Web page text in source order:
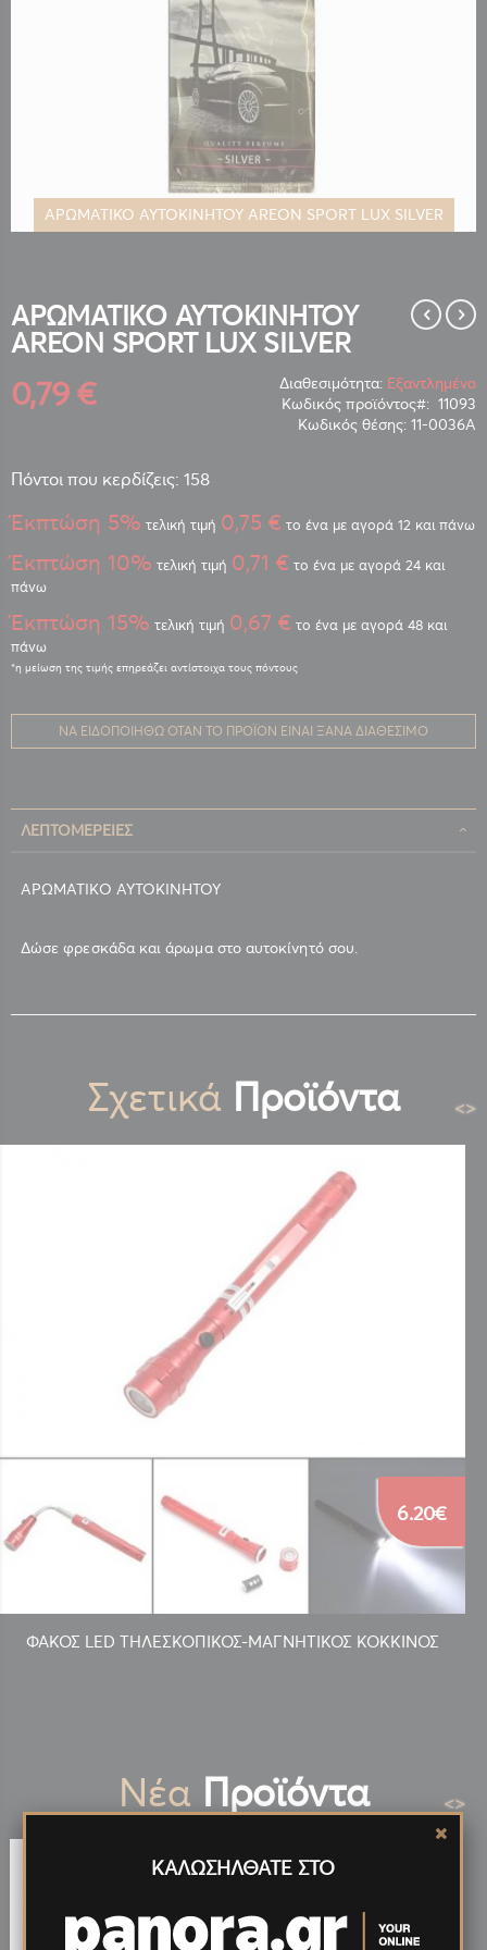
ΑΡΩΜΑΤΙΚΟ ΑΥΤΟΚΙΝΗΤΟΥ AREON SPORT LUX SILVER
της
συλλογής
εικόνων
ΑΡΩΜΑΤΙΚΟ ΑΥΤΟΚΙΝΗΤΟΥ
AREON SPORT LUX SILVER
0,79 € Διαθεσιμότητα: Εξαντλημένο
Κωδικός προϊόντος
11093
Κωδικός θέσης: 11-0036Α
Πόντοι που κερδίζεις: 158
Έκπτώση 5% τελική τιμή 0,75 € το ένα με αγορά 12 και πάνω
Έκπτώση 10% τελική τιμή 0,71 € το ένα με αγορά 24 και
πάνω
Έκπτώση 15% τελική τιμή 0,67 € το ένα με αγορά 48 και
πάνω
ΝΑ ΕΙΔΟΠΟΙΗΘΏ ΌΤΑΝ ΤΟ ΠΡΟΪΌΝ ΕΊΝΑΙ ΞΑΝΆ ΔΙΑΘΈΣΙΜΟ
ΛΕΠΤΟΜΈΡΕΙΕΣ
ΑΡΩΜΑΤΙΚΟ ΑΥΤΟΚΙΝΗΤΟΥ
Δώσε φρεσκάδα και άρωμα στο αυτοκίνητό σου.
Σχετικά Προϊόντα
ΦΑΚΟΣ LED ΤΗΛΕΣΚΟΠΙΚΟΣ-ΜΑΓΝΗΤΙΚΟΣ ΚΟΚΚΙΝΟΣ
6.20€
<>
Νέα Προϊόντα <>
ΚΑΛΩΣΗΛΘΑΤΕ ΣΤΟ